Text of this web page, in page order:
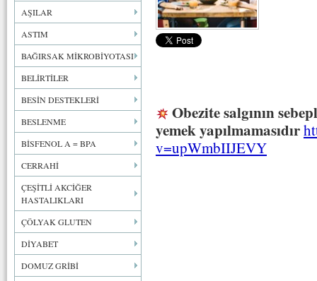
AŞILAR
ASTIM
BAĞIRSAK MİKROBİYOTASI
BELİRTİLER
BESİN DESTEKLERİ
BESLENME
BİSFENOL A = BPA
CERRAHİ
ÇEŞİTLİ AKCİĞER
HASTALIKLARI
ÇÖLYAK GLUTEN
DİYABET
DOMUZ GRİBİ
Obezite salgının
yemek yapılmamasıdır
v=upWmbIIJEVY